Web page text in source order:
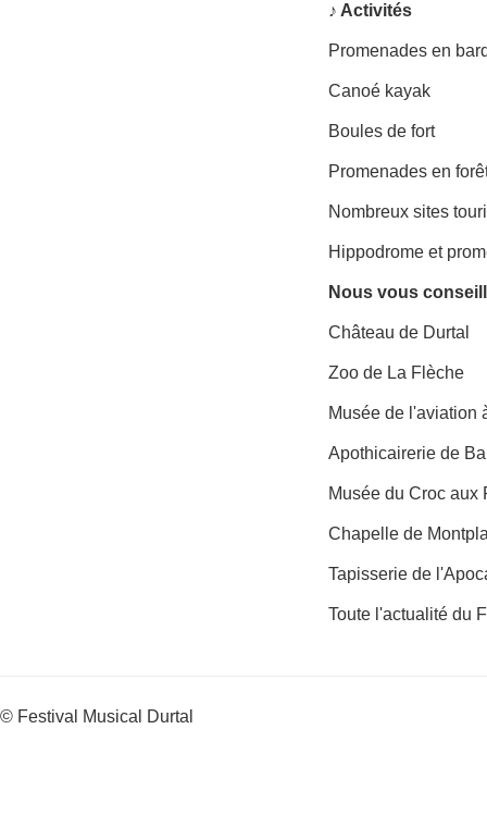
♪ Activités
Promenades en
Canoé kayak
Boules de fort
Promenades en
Nombreux sites
Hippodrome et
Nous vous
Château de Durtal
Zoo de La Flèche
Musée de l'aviation
Apothicairerie de
Musée du Croc aux
Chapelle de
Tapisserie de
Toute l'actualité du
© Festival Musical Durtal